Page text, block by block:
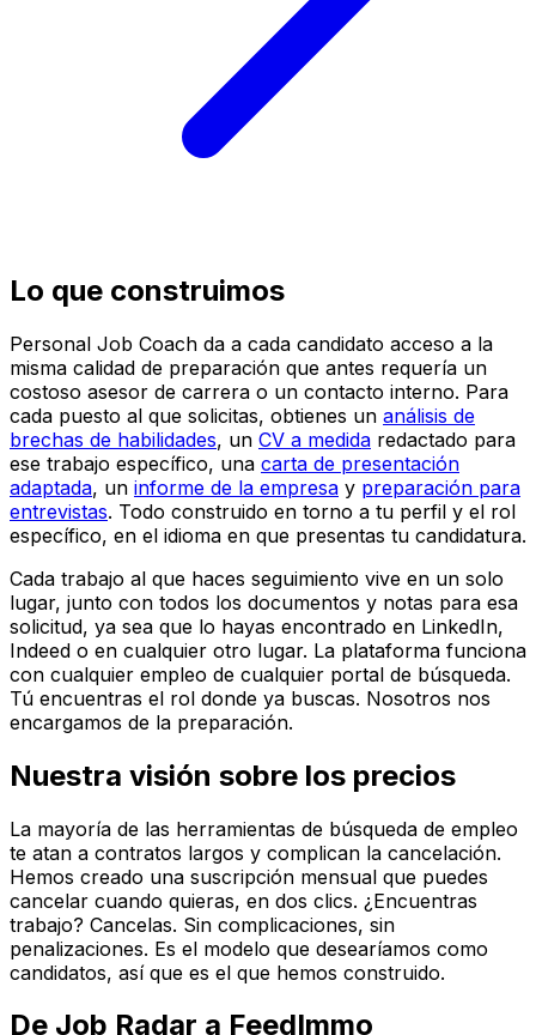
Lo que construimos
Personal Job Coach da a cada candidato acceso a la
misma calidad de preparación que antes requería un
costoso asesor de carrera o un contacto interno. Para
cada puesto al que solicitas, obtienes un análisis de
brechas de habilidades, un CV a medida redactado para
ese trabajo específico, una carta de presentación
adaptada, un informe de la empresa y preparación para
entrevistas. Todo construido en torno a tu perfil y el rol
específico, en el idioma en que presentas tu candidatura.
Cada trabajo al que haces seguimiento vive en un solo
lugar, junto con todos los documentos y notas para esa
solicitud, ya sea que lo hayas encontrado en LinkedIn,
Indeed o en cualquier otro lugar. La plataforma funciona
con cualquier empleo de cualquier portal de búsqueda.
Tú encuentras el rol donde ya buscas. Nosotros nos
encargamos de la preparación.
Nuestra visión sobre los precios
La mayoría de las herramientas de búsqueda de empleo
te atan a contratos largos y complican la cancelación.
Hemos creado una suscripción mensual que puedes
cancelar cuando quieras, en dos clics. ¿Encuentras
trabajo? Cancelas. Sin complicaciones, sin
penalizaciones. Es el modelo que desearíamos como
candidatos, así que es el que hemos construido.
De Job Radar a FeedImmo